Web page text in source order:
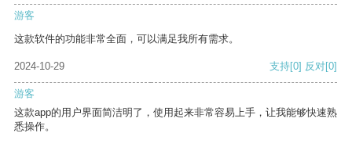
游客
这款软件的功能非常全面，可以满足我所有需求。
2024-10-29 支持[0] 反对[0]
游客
这款app的用户界面简洁明了，使用起来非常容易上手，让我能够快速熟
悉操作。